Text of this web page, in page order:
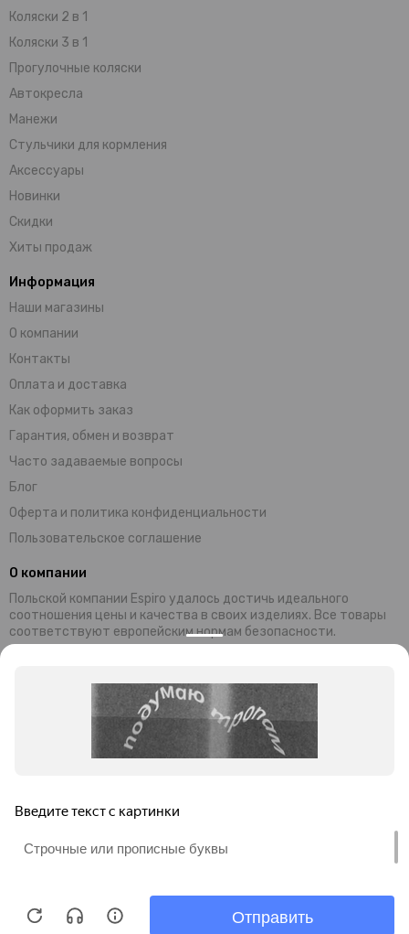
Коляски 2 в 1
Коляски 3 в 1
Прогулочные коляски
Автокресла
Манежи
Стульчики для кормления
Аксессуары
Новинки
Скидки
Хиты продаж
Информация
Наши магазины
О компании
Контакты
Оплата и доставка
Как оформить заказ
Гарантия, обмен и возврат
Часто задаваемые вопросы
Блог
Оферта и политика конфиденциальности
Пользовательское соглашение
О компании
Польской компании Espiro удалось достичь идеального
соотношения цены и качества в своих изделиях. Все товары
соответствуют европейским нормам безопасности.
манежей и стульчиков Espiro обеспечивают комфортный
отдых малышей и их родителей. Комплектующие и материалы,
используемые при производстве, завозятся из Германии
Преимущества продукции ESPIRO:
универсальность;
невысокая цена;
обработку файлов cookie в соответствии с Политикой
конфиденциальности
ИП Мусаелян Роберт Гагикович.